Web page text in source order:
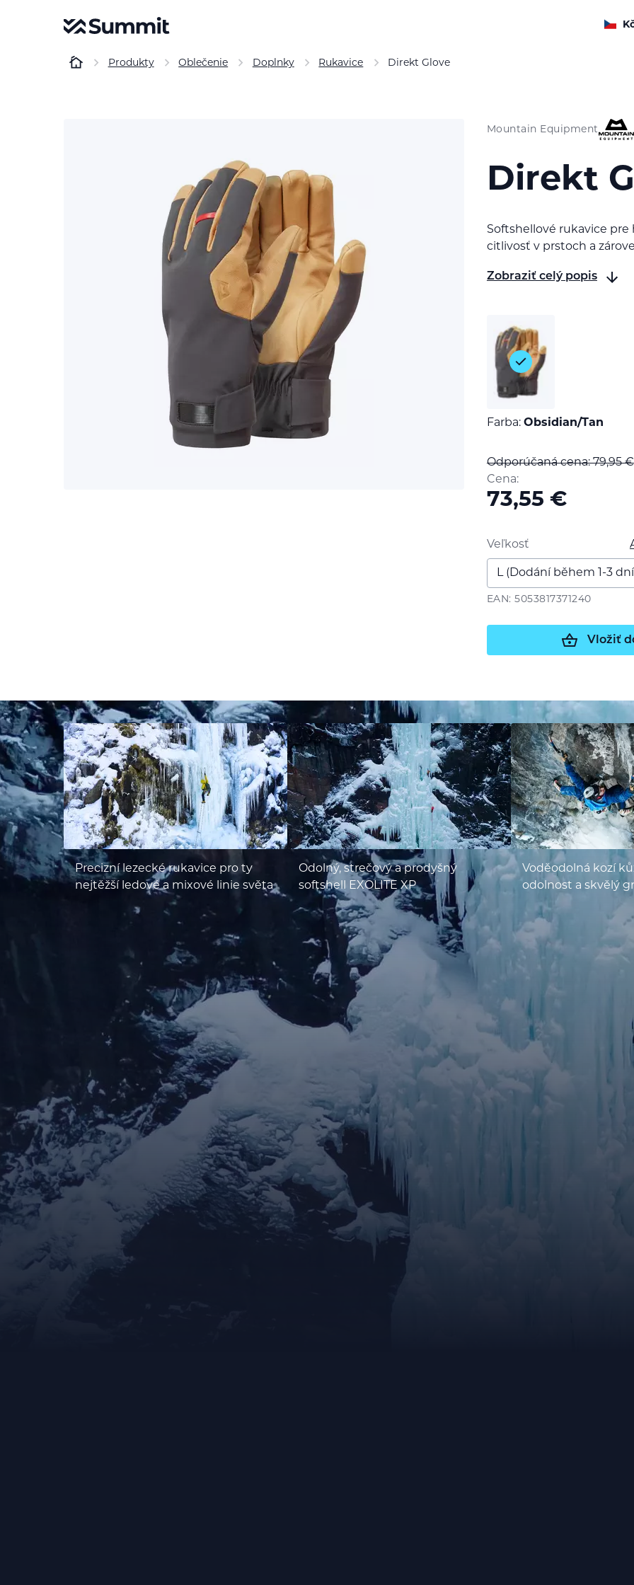
Produkty Oblečenie Doplnky Rukavice Direkt Glove
Mountain Equipment
Direkt
Softshellové rukavice
citlivosť v prstoch a
Zobraziť celý popis
Farba: Obsidian/Tan
Odporúčaná cena: 79,95€
Cena:
73,55 €
Veľkosť
EAN: 5053817371240
Vložiť
Precizní lezecké rukavice pro ty
nejtěžší ledové a mixové linie světa
Odolný, strečový a prodyšný
softshell EXOLITE XP
Voděodolná kozí
odolnost a skvělý